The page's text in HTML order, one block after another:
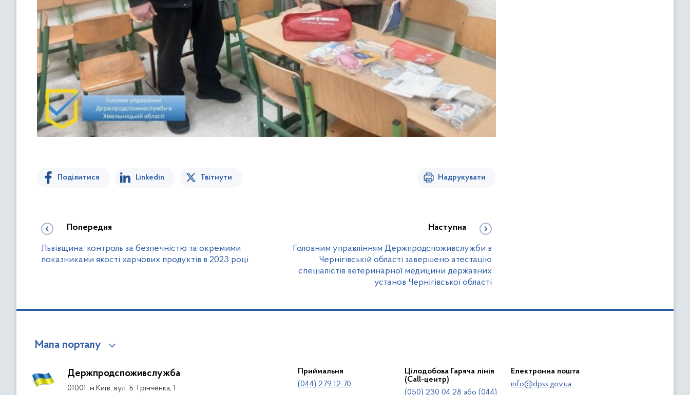
Поділитися Linkedin Твітнути Надрукувати
Попередня
Львівщина: контроль за безпечністю та окремими
показниками якості харчових продуктів в 2023 році
Наступна
Головним управлінням Держпродспоживслужби в
Чернігівській області завершено атестацію
спеціалістів ветеринарної медицини державних
установ Чернігівської області
Мапа порталу
Держпродспоживслужба
01001, м.Київ, вул. Б. Грінченка, 1
Приймальня
(044) 279 12 70
Цілодобова Гаряча лінія
(Call-центр)
(050) 230 04 28 або (044)
Електронна пошта
info@dpss.gov.ua